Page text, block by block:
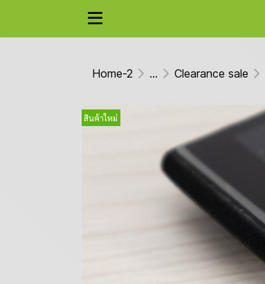
Home-2 ... Clearance sale
สินค้าใหม่